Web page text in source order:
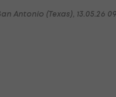
Antonio (Texas), 13.05.26